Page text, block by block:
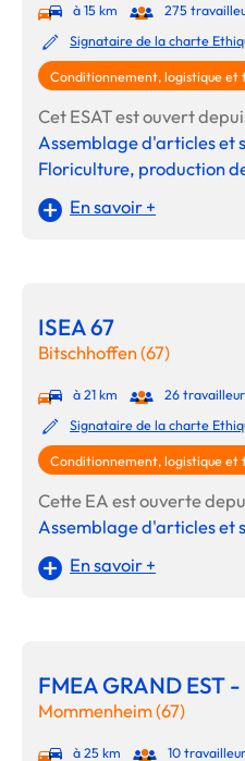
à 15 km 275
Signataire de la charte
Conditionnement, logistique et
Cet ESAT est ouvert
Assemblage d'articles et
Floriculture, production
En savoir +
ISEA 67
Bitschhoffen (67)
à 21 km 26
Signataire de la charte
Conditionnement, logistique et
Cette EA est ouverte
Assemblage d'articles et
En savoir +
FMEA GRAND EST
Mommenheim (67)
à 25 km 10